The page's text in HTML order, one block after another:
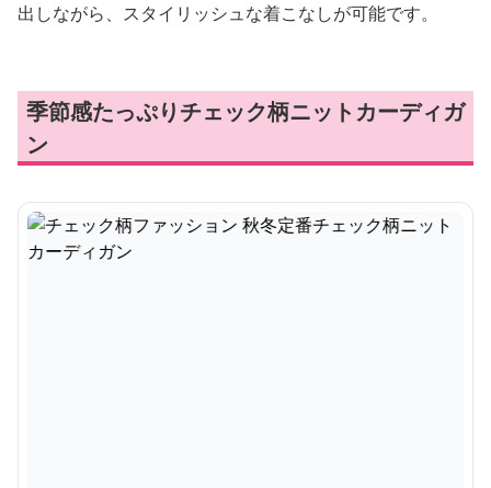
出しながら、スタイリッシュな着こなしが可能です。
季節感たっぷりチェック柄ニットカーディガ
ン